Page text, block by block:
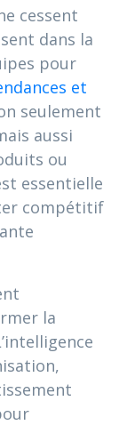
cessent
dans la
pour
et
seulement
aussi
ou
essentielle
compétitif
la